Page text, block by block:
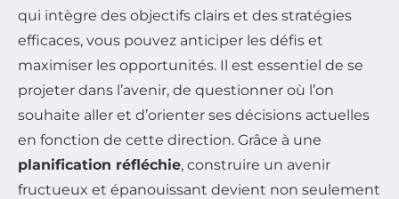
qui intègre des objectifs clairs et des stratégies
efficaces, vous pouvez anticiper les défis et
maximiser les opportunités. Il est essentiel de se
projeter dans l’avenir, de questionner où l’on
souhaite aller et d’orienter ses décisions actuelles
en fonction de cette direction. Grâce à une
planification réfléchie, construire un avenir
fructueux et épanouissant devient non seulement